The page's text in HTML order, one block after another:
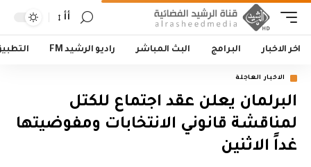
أأ
اخر الاخبار البرامج البث المباشر راديو الرشيد FM
الاخبار العاجلة
البرلمان يعلن عقد اجتماع للكتل
لمناقشة قانوني الانتخابات ومفوضيتها
غداً الاثنين